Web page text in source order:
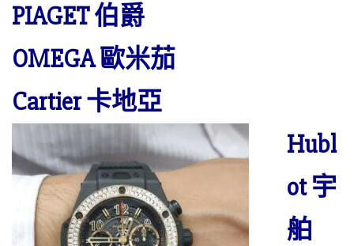
PIAGET 伯爵
OMEGA 歐米茄
Cartier 卡地亞
Hubl
ot 宇
舶